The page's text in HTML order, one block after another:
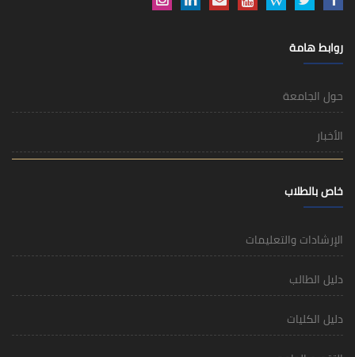
روابط هامة
حول الجامعة
الأخبار
خاص بالطلاب
الإرشادات والتعليمات
دليل الطالب
دليل الكليات